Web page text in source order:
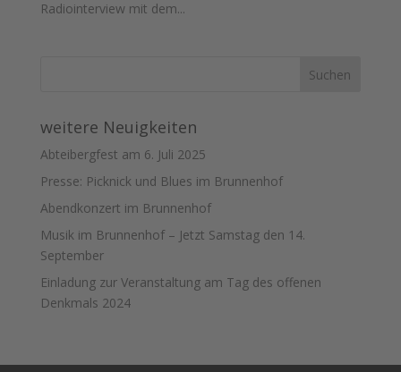
Radiointerview mit dem...
weitere Neuigkeiten
Abteibergfest am 6. Juli 2025
Presse: Picknick und Blues im Brunnenhof
Abendkonzert im Brunnenhof
Musik im Brunnenhof – Jetzt Samstag den 14.
September
Einladung zur Veranstaltung am Tag des offenen
Denkmals 2024